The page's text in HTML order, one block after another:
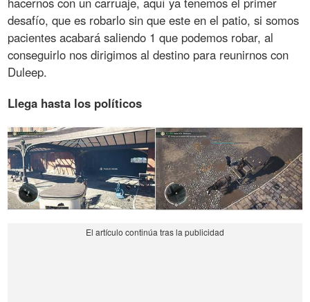
desafío, que es robarlo sin que este en el patio, si somos
pacientes acabará saliendo 1 que podemos robar, al
conseguirlo nos dirigimos al destino para reunirnos con
Duleep.
Llega hasta los políticos